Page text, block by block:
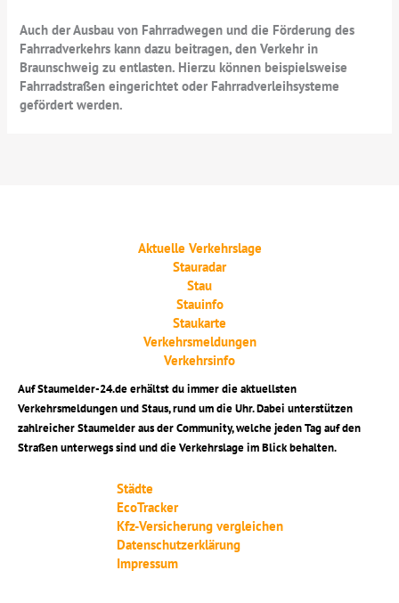
Auch der Ausbau von Fahrradwegen und die Förderung des
Fahrradverkehrs kann dazu beitragen, den Verkehr in
Braunschweig zu entlasten. Hierzu können beispielsweise
Fahrradstraßen eingerichtet oder Fahrradverleihsysteme
gefördert werden.
Aktuelle Verkehrslage
Stauradar
Stau
Stauinfo
Staukarte
Verkehrsmeldungen
Verkehrsinfo
Auf Staumelder-24.de erhältst du immer die aktuellsten
Verkehrsmeldungen und Staus, rund um die Uhr. Dabei unterstützen
zahlreicher Staumelder aus der Community, welche jeden Tag auf den
Straßen unterwegs sind und die Verkehrslage im Blick behalten.
Städte
EcoTracker
Kfz-Versicherung vergleichen
Datenschutzerklärung
Impressum